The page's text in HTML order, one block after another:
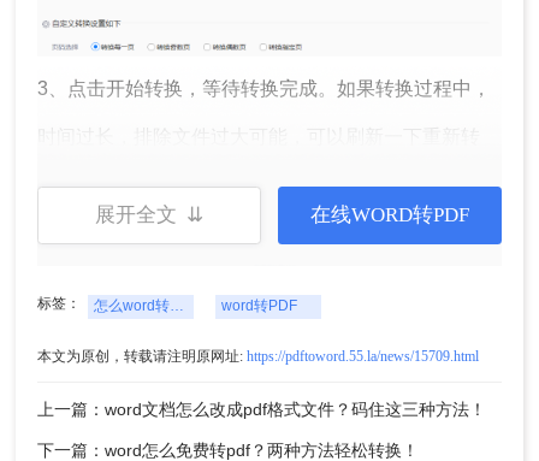
3、点击开始转换，等待转换完成。如果转换过程中，
换。
展开全文 ⇊ 在线WORD转PDF
标签： 怎么word转pdf word转PDF
本文为原创，转载请注明原网址: https://pdftoword.55.la/news/15709.html
上一篇：word文档怎么改成pdf格式文件？码住这三种方法！
下一篇：word怎么免费转pdf？两种方法轻松转换！